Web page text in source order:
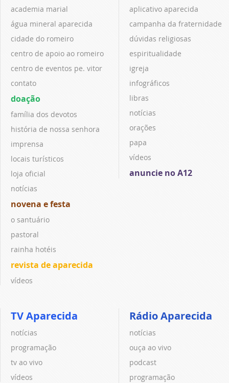
academia marial
água mineral aparecida
cidade do romeiro
centro de apoio ao romeiro
centro de eventos pe. vitor
contato
doação
família dos devotos
história de nossa senhora
imprensa
locais turísticos
loja oficial
notícias
novena e festa
o santuário
pastoral
rainha hotéis
revista de aparecida
vídeos
aplicativo aparecida
campanha da fraternidade
dúvidas religiosas
espiritualidade
igreja
infográficos
libras
notícias
orações
papa
vídeos
anuncie no A12
TV Aparecida
notícias
programação
tv ao vivo
vídeos
Rádio Aparecida
notícias
ouça ao vivo
podcast
programação